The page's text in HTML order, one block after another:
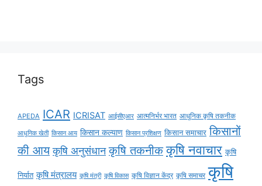
Tags
APEDA ICAR ICRISAT आईसीएआर आत्मनिर्भर भारत आधुनिक कृषि तकनीक
आधुनिक खेती किसान आय किसान कल्याण किसान प्रशिक्षण किसान समाचार किसानों
की आय कृषि अनुसंधान कृषि तकनीक कृषि नवाचार कृषि
निर्यात कृषि मंत्रालय कृषि मंत्री कृषि विकास कृषि विज्ञान केंद्र कृषि समाचर कृषि